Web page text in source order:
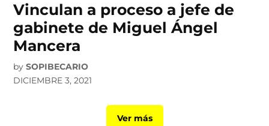
Vinculan a proceso a jefe de
gabinete de Miguel Ángel
Mancera
by SOPIBECARIO
DICIEMBRE 3, 2021
Ver más